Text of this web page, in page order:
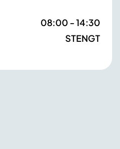
08:00 - 14:30
STENGT